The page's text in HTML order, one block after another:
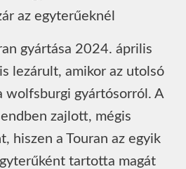
gyártása 2024. április
lezárult, amikor az utolsó
wolfsburgi gyártósorról. A
zajlott, mégis
hiszen a Touran az egyik
tartotta magát